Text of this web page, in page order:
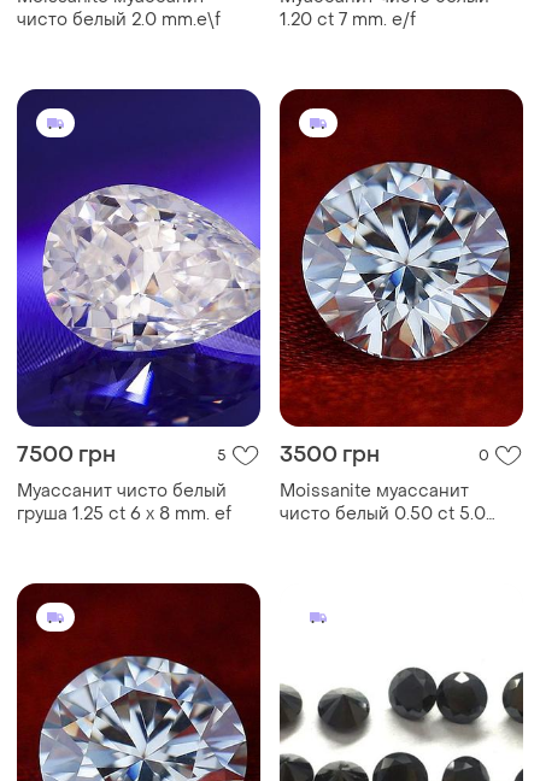
чисто белый 2.0 mm.e\f
1.20 ct 7 mm. e/f
7500 грн 5
Муассанит чисто белый
груша 1.25 ct 6 х 8 mm. ef
3500 грн 0
Moissanite муассанит
чисто белый 0.50 ct 5.0